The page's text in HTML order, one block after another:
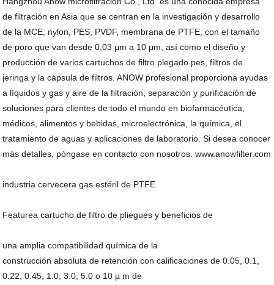
de filtración en Asia que se centran en la investigación y desarrollo
de la MCE, nylon, PES, PVDF, membrana de PTFE, con el tamaño
de poro que van desde 0,03 μm a 10 μm, así como el diseño y
producción de varios cartuchos de filtro plegado pes, filtros de
jeringa y la cápsula de filtros. ANOW profesional proporciona ayudas
a líquidos y gas y aire de la filtración, separación y purificación de
soluciones para clientes de todo el mundo en biofarmacéutica,
médicos, alimentos y bebidas, microelectrónica, la química, el
tratamiento de aguas y aplicaciones de laboratorio. Si desea conocer
más detalles, póngase en contacto con nosotros. www.anowfilter.com
industria cervecera gas estéril de PTFE
Featurea cartucho de filtro de pliegues y beneficios de
una amplia compatibilidad química de la
construcción absoluta de retención con calificaciones de 0.05, 0.1,
0.22, 0.45, 1.0, 3.0, 5.0 o 10 µ m de